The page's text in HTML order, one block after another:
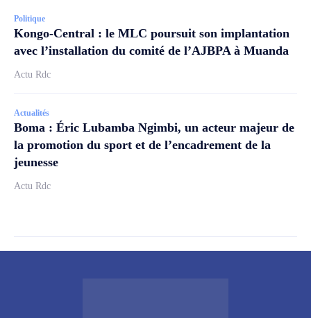
Politique
Kongo-Central : le MLC poursuit son implantation
avec l’installation du comité de l’AJBPA à Muanda
Actu Rdc
Actualités
Boma : Éric Lubamba Ngimbi, un acteur majeur de
la promotion du sport et de l’encadrement de la
jeunesse
Actu Rdc